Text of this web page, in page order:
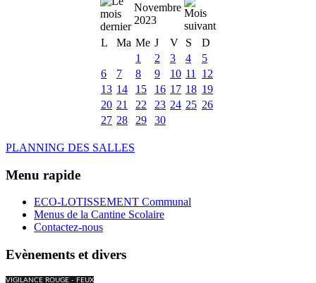
Novembre
2023
L
Ma Me J V S
D
1
2 3 4
5
6
7 8 9 10 11
12
13 14 15 16 17 18 19
20 21 22 23 24 25 26
27 28 29 30
PLANNING DES SALLES
Menu rapide
ECO-LOTISSEMENT Communal
Menus de la Cantine Scolaire
Contactez-nous
Evènements et divers
VIGILANCE ROUGE - FEUX